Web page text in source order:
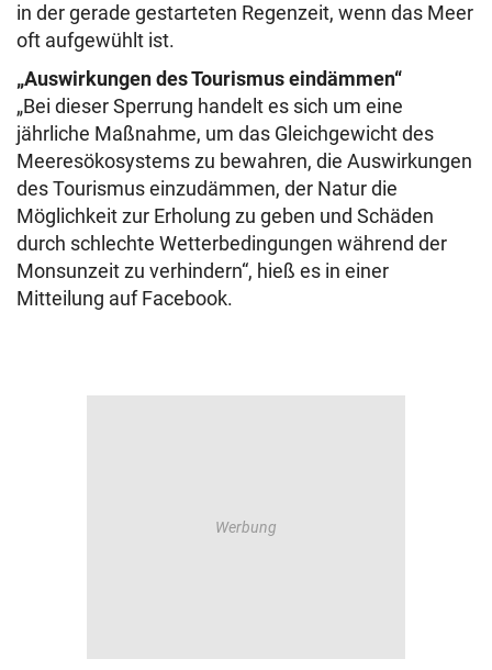
in der gerade gestarteten Regenzeit, wenn das Meer
oft aufgewühlt ist.
„Auswirkungen des Tourismus eindämmen“
„Bei dieser Sperrung handelt es sich um eine
jährliche Maßnahme, um das Gleichgewicht des
Meeresökosystems zu bewahren, die Auswirkungen
des Tourismus einzudämmen, der Natur die
Möglichkeit zur Erholung zu geben und Schäden
durch schlechte Wetterbedingungen während der
Monsunzeit zu verhindern“, hieß es in einer
Mitteilung auf Facebook.